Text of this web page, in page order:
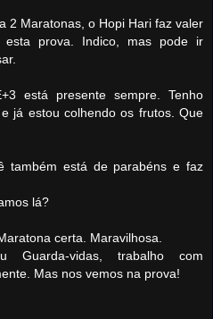
2 Maratonas, o Hopi Hari faz valer
prova. Indico, mas pode ir
está presente sempre. Tenho
já estou colhendo os frutos. Que
também está de parabéns e faz
lá?
certa. Maravilhosa.
Guarda-vidas, trabalho com
Mas nos vemos na prova!